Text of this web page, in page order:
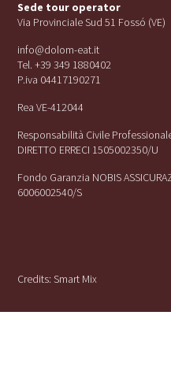
Sede tour operator
Via Provinciale Sud 51 Fossó (VE)
info@dolom-eat.it
Tel. +39 349 1880402
P.iva 04417190271
Rea VE-412044
Responsabilità Civile
DIRETTO ERRECI 1505002350/U
Fondo Garanzia NOBIS
6006002540/S
Credits:Smart Mix